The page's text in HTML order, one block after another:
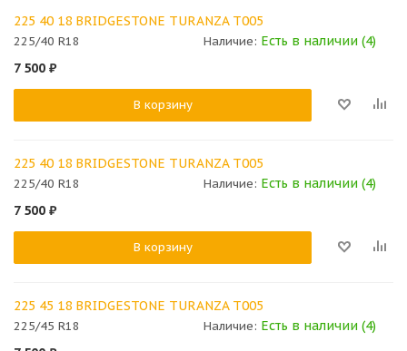
225 40 18 BRIDGESTONE TURANZA T005
225/40 R18 Наличие: Есть в наличии (4)
7 500 ₽
В корзину
225 40 18 BRIDGESTONE TURANZA T005
225/40 R18 Наличие: Есть в наличии (4)
7 500 ₽
В корзину
225 45 18 BRIDGESTONE TURANZA T005
225/45 R18 Наличие: Есть в наличии (4)